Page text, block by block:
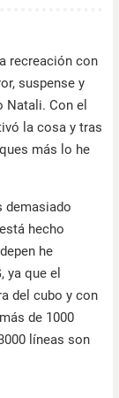
recreación con
suspense y
Natali. Con el
la cosa y tras
más lo he
demasiado
hecho
he
ya que el
del cubo y con
de 1000
líneas son